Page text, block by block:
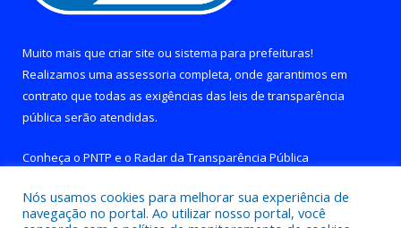
Muito mais que criar site ou sistema para prefeituras!
Realizamos uma assessoria completa, onde garantimos em
contrato que todas as exigências das leis de transparência
pública serão atendidas.
Conheça o PNTP e o Radar da Transparência Pública
Nós usamos cookies para melhorar sua experiência de
navegação no portal. Ao utilizar nosso portal, você